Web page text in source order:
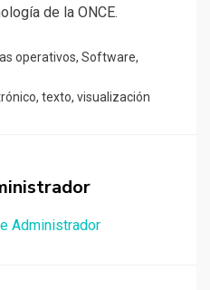
de la ONCE.
operativos, Software,
, texto, visualización
Administrador